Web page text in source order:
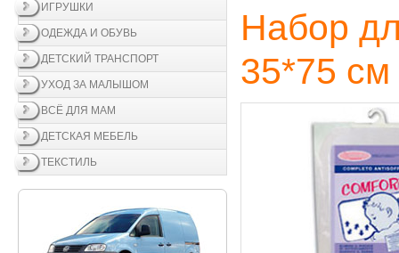
ИГРУШКИ
ОДЕЖДА И ОБУВЬ
ДЕТСКИЙ ТРАНСПОРТ
УХОД ЗА МАЛЫШОМ
ВСЁ ДЛЯ МАМ
ДЕТСКАЯ МЕБЕЛЬ
ТЕКСТИЛЬ
Набор
35*75 см